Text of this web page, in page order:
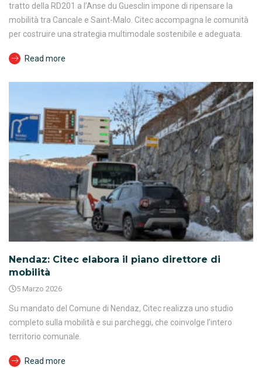
tratto della RD201 a l’Anse du Guesclin impone di ripensare la
mobilità tra Cancale e Saint-Malo. Citec accompagna le comunità
per costruire una strategia multimodale sostenibile e adeguata.
Read more
Nendaz: Citec elabora il piano direttore di
mobilità
5 Marzo 2026
Su mandato del Comune di Nendaz, Citec realizza uno studio
completo sulla mobilità e sui parcheggi, che coinvolge l’intero
territorio comunale.
Read more